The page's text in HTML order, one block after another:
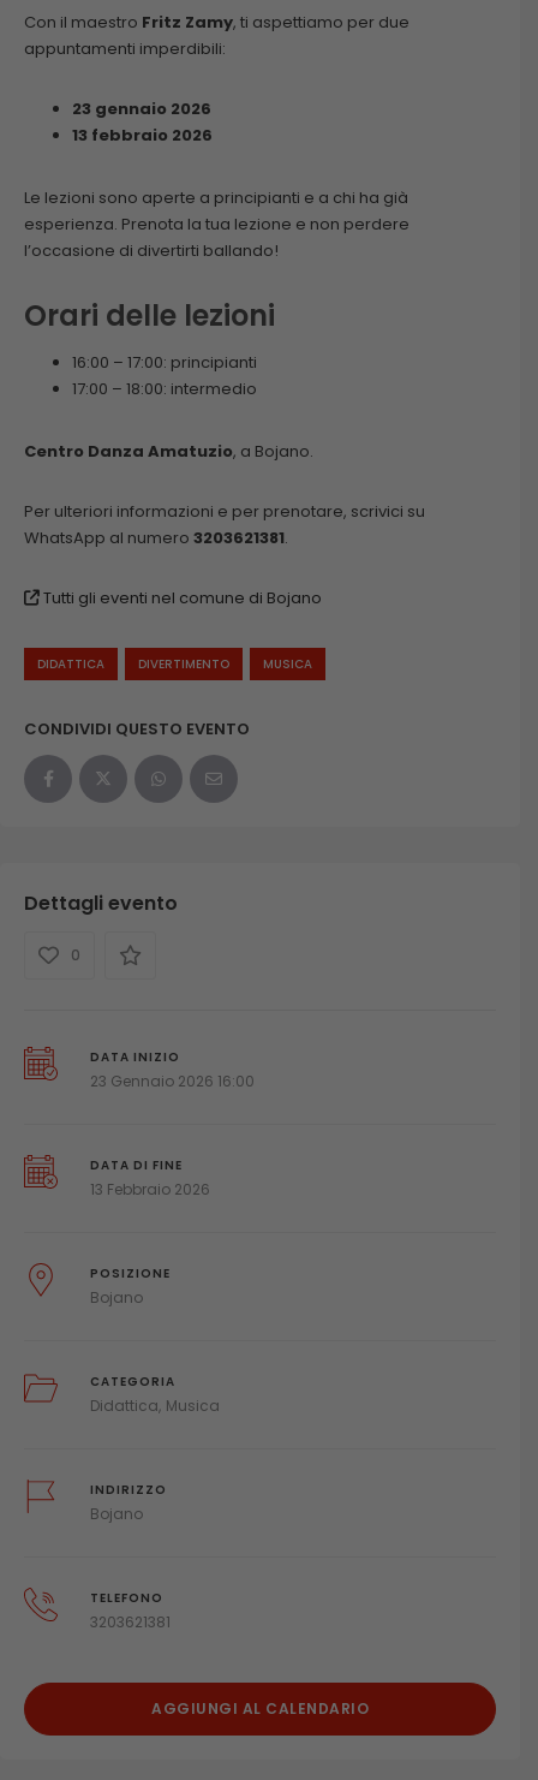
Con il maestro Fritz Zamy, ti aspettiamo per due
appuntamenti imperdibili:
23 gennaio 2026
13 febbraio 2026
Le lezioni sono aperte a principianti e a chi ha già
esperienza. Prenota la tua lezione e non perdere
l’occasione di divertirti ballando!
Orari delle lezioni
16:00 – 17:00: principianti
17:00 – 18:00: intermedio
Centro Danza Amatuzio, a Bojano.
Per ulteriori informazioni e per prenotare, scrivici su
WhatsApp al numero 3203621381.
Tutti gli eventi nel comune di Bojano
DIDATTICA DIVERTIMENTO MUSICA
CONDIVIDI QUESTO EVENTO
Dettagli evento
0
DATA INIZIO
23 Gennaio 2026 16:00
DATA DI FINE
13 Febbraio 2026
POSIZIONE
Bojano
CATEGORIA
Didattica Musica
INDIRIZZO
Bojano
TELEFONO
3203621381
AGGIUNGI AL CALENDARIO